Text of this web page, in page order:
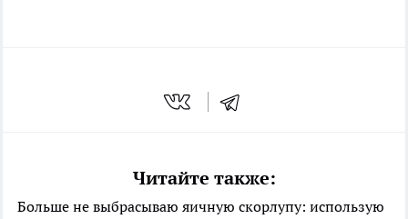
Читайте также:
Больше не выбрасываю яичную скорлупу: использую